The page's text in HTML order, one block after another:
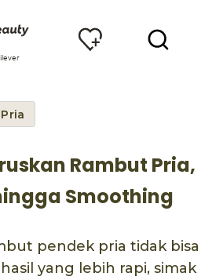
Rambut Pria,
Smoothing
pendek pria tidak bisa
yang lebih rapi, simak